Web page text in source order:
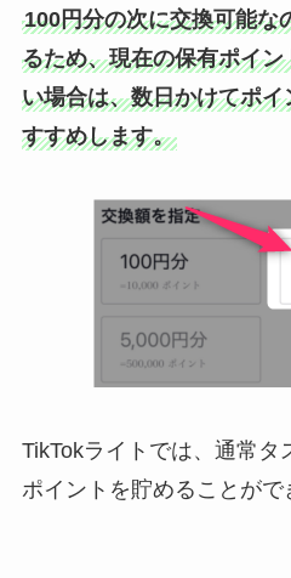
100円分の次に交換可能な
るため、現在の保有ポイ
い場合は、数日かけてポ
すすめします。
TikTokライトでは、通常
ポイントを貯めることがで